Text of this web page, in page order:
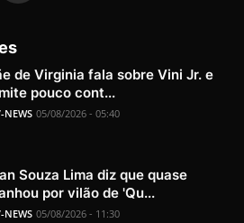
de Virginia fala sobre Vini Jr. e
pouco cont...
NEWS 05/08/2026 - 05:40
Souza Lima diz que quase
por vilão de 'Qu...
NEWS 05/08/2026 - 11:30